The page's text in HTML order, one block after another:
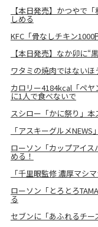
【本日発売】かつやで
しめる
KFC「骨なしチキン
【本日発売】なか卯に“
ワタミの焼肉ではない
カロリー4184kcal「ペ
に1人で食べないで
スシロー「かに祭り」
「アスキーグルメNEWS
ローソン「カップアイ
める！
「千里眼監修 濃厚マシ
ローソン「とろとろ
る
セブンに「あふれるチ